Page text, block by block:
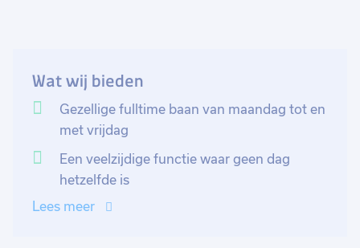
seintje om zijn bus voor de loods te zetten zodat je
samen de bus laadt. Dit kan handmatig of met de
heftruck zijn. Als de bus vol zit, zwaai je gedag, vul je
nog wat schappen bij in de winkel, verwerk je mail of
tel je de voorraad. Als je het assortiment goed kent,
voor grote opdrachten. Het is een brede functie met
Wat wij bieden
Gezellige fulltime baan van maandag tot en
met vrijdag
Een veelzijdige functie waar geen dag
hetzelfde is
Lees meer